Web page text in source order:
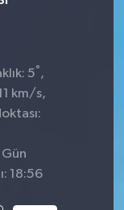
5° ,
km/s,
18:56